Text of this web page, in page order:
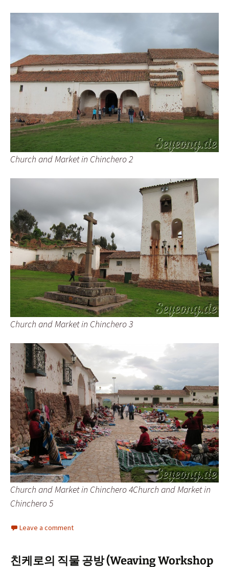
Church and Market in Chinchero 2
Church and Market in Chinchero 3
Church and Market in Chinchero 4Church and Market in
Chinchero 5
Leave a comment
친케로의 직물 공방 (Weaving Workshop